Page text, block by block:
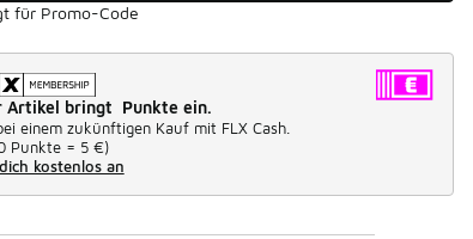
für Promo-Code
Artikel bringt Punkte ein.
einem zukünftigen Kauf mit FLX Cash.
Punkte = 5 €)
kostenlos an